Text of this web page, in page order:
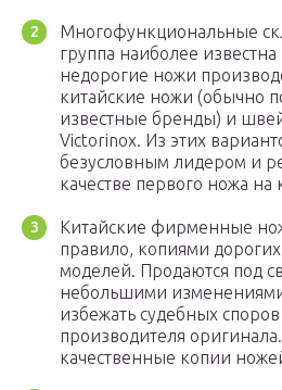
Многофункциональные
группа наиболее
недорогие ножи
китайские ножи (обычно
известные бренды) и
Victorinox. Из этих
безусловным лидером и
качестве первого ножа
Китайские фирменные
правило, копиями
моделей. Продаются под
небольшими
избежать судебных
производителя
качественные копии